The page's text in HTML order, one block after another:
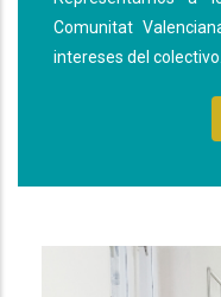
Comunitat
intereses del colectivo.